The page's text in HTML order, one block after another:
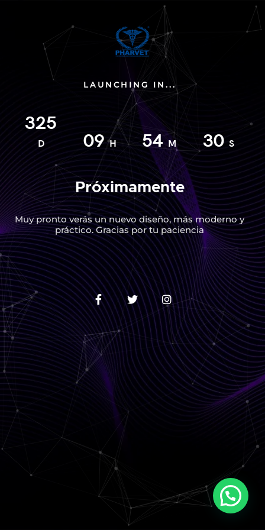
LAUNCHING IN...
325
D 09H 54 M 30 S
Próximamente
Muy pronto verás un nuevo diseño, más moderno y
práctico. Gracias por tu paciencia